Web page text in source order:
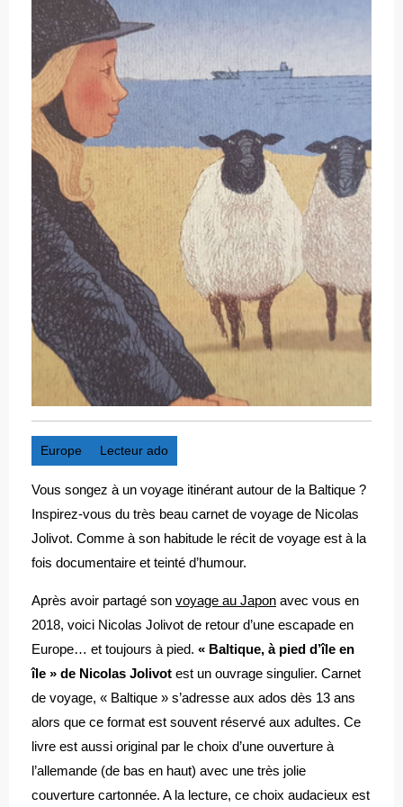
Europe Lecteur ado
Vous songez à un voyage itinérant autour de la Baltique ?
Inspirez-vous du très beau carnet de voyage de Nicolas
Jolivot. Comme à son habitude le récit de voyage est à la
fois documentaire et teinté d’humour.
Après avoir partagé son voyage au Japon avec vous en
2018, voici Nicolas Jolivot de retour d’une escapade en
Europe… et toujours à pied. « Baltique, à pied d’île en
île » de Nicolas Jolivot est un ouvrage singulier. Carnet
de voyage, « Baltique » s’adresse aux ados dès 13 ans
alors que ce format est souvent réservé aux adultes. Ce
livre est aussi original par le choix d’une ouverture à
l’allemande (de bas en haut) avec une très jolie
couverture cartonnée. A la lecture, ce choix audacieux est